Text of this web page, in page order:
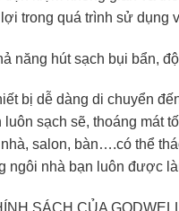
trong quá trình sử dụng
năng hút sạch bụi bẩn,
bị dễ dàng di chuyển
luôn sạch sẽ, thoáng mát
salon, bàn….có thể
ngôi nhà bạn luôn được